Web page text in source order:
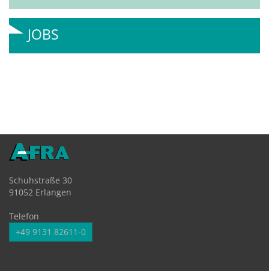
JOBS
Schuhstraße 30
91052 Erlangen
Telefon
+49 9131 82611-0